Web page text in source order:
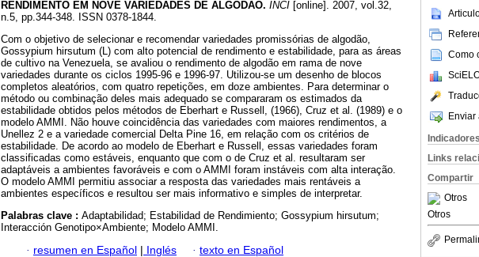
Como
Enviar
Indicadores
Links
Compartir
Otros
Otros
RENDIMENTO EM NOVE VARIEDADES DE ALGODÃO. INCI [online]. 2007, vol.32,
n.5, pp.344-348. ISSN 0378-1844.
Com o objetivo de selecionar e recomendar variedades promissórias de algodão,
Gossypium hirsutum (L) com alto potencial de rendimento e estabilidade, para as áreas
de cultivo na Venezuela, se avaliou o rendimento de algodão em rama de nove
variedades durante os ciclos 1995-96 e 1996-97. Utilizou-se um desenho de blocos
completos aleatórios, com quatro repetições, em doze ambientes. Para determinar o
método ou combinação deles mais adequado se compararam os estimados da
estabilidade obtidos pelos métodos de Eberhart e Russell, (1966), Cruz et al. (1989) e o
modelo AMMI. Não houve coincidência das variedades com maiores rendimentos, a
Unellez 2 e a variedade comercial Delta Pine 16, em relação com os critérios de
estabilidade. De acordo ao modelo de Eberhart e Russell, essas variedades foram
classificadas como estáveis, enquanto que com o de Cruz et al. resultaram ser
adaptáveis a ambientes favoráveis e com o AMMI foram instáveis com alta interação.
O modelo AMMI permitiu associar a resposta das variedades mais rentáveis a
ambientes específicos e resultou ser mais informativo e simples de interpretar.
Palabras clave : Adaptabilidad; Estabilidad de Rendimiento; Gossypium hirsutum;
Interacción Genotipo×Ambiente; Modelo AMMI.
· resumen en Español | Inglés · texto en Español